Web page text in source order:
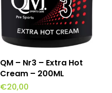
Toevoegen Aan
Winkelwagen
QM – Nr3 – Extra Hot
Cream – 200ML
€20,00